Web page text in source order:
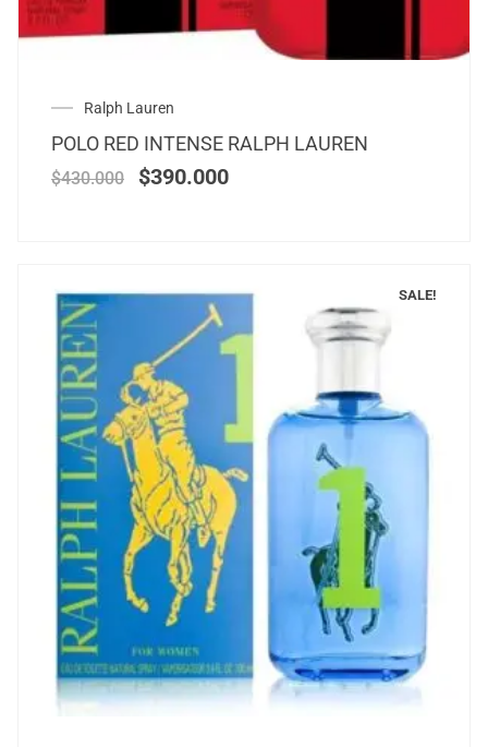
Ralph Lauren
POLO RED INTENSE RALPH LAUREN
$430.000 $390.000
SALE!